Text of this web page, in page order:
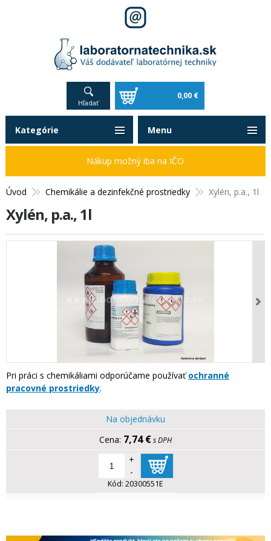
Hľadať
0,00 €
Úvod Chemikálie a dezinfekčné prostriedky Xylén, p.a., 1l
Xylén, p.a., 1l
Pri práci s chemikáliami odporúčame používaťochranné
pracovné prostriedky.
Na objednávku
7,74 €s DPH
+
-
Kód: 20300551E
Kategórie
Nákup možný iba na IČO
Menu